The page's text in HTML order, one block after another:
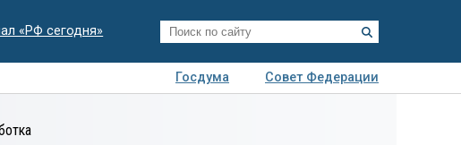
«РФ сегодня»
Госдума
Совет Федерации